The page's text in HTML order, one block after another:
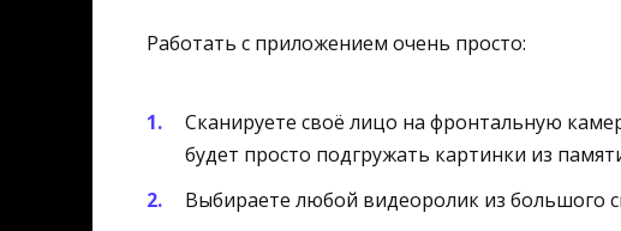
Работать с приложением очень просто:
Сканируете своё лицо на фронтальную
будет просто подгружать картинки из
Выбираете любой видеоролик из большого